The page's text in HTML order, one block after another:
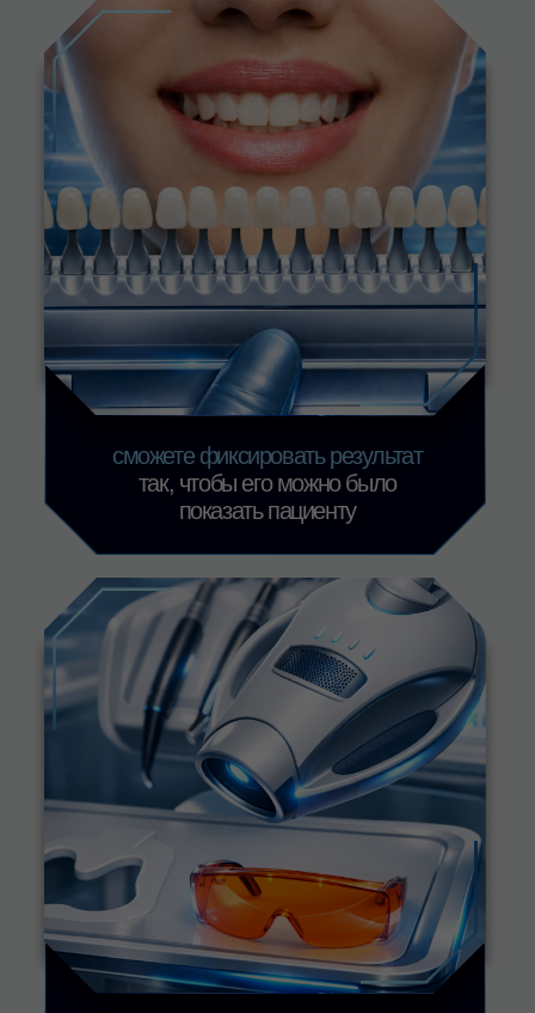
Следите за нами в соцсетях — делимся
полезными материалами и анонсами
Наши социальные сети
Вконтакте
Telegram
С нами уже работают частные
клиники и сетевые
стоматологические центры Москвы
и регионов, присоединяйтесь.
Обсудить решение для клиники
+79883894700
info@nikadent-edu.ru